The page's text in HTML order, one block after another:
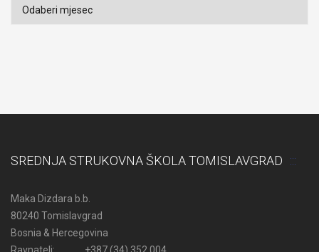
Arhiva
SREDNJA STRUKOVNA ŠKOLA TOMISLAVGRAD
Maka Dizdara b.b.
80240 Tomislavgrad
Bosnia & Hercegovina